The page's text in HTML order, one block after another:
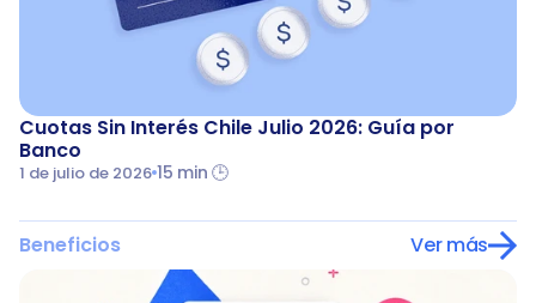
Cuotas Sin Interés Chile Julio 2026: Guía por
Banco
1 de julio de 2026 15 min 🕒
Beneficios Ver más